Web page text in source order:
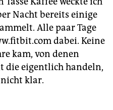
Nacht bereits einige
Alle paar Tage
dabei. Keine
kam, von denen
die eigentlich handeln,
klar.